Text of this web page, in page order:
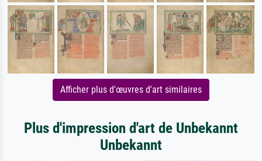
Afficher plus d'œuvres d'art similaires
Plus d'impression d'art de Unbekannt
Unbekannt